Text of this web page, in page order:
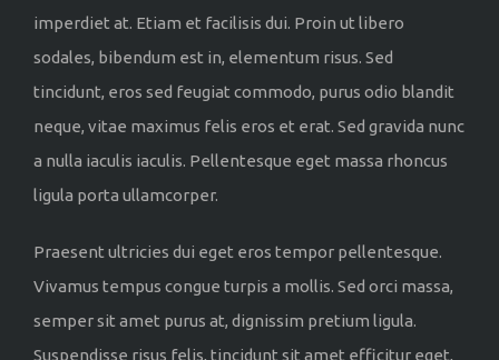
imperdiet at. Etiam et facilisis dui. Proin ut libero
sodales, bibendum est in, elementum risus. Sed
tincidunt, eros sed feugiat commodo, purus odio blandit
neque, vitae maximus felis eros et erat. Sed gravida nunc
a nulla iaculis iaculis. Pellentesque eget massa rhoncus
ligula porta ullamcorper.
Praesent ultricies dui eget eros tempor pellentesque.
Vivamus tempus congue turpis a mollis. Sed orci massa,
semper sit amet purus at, dignissim pretium ligula.
Suspendisse risus felis, tincidunt sit amet efficitur eget,